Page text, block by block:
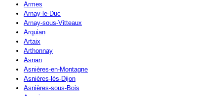
Armes
Arnay-le-Duc
Arnay-sous-Vitteaux
Arquian
Artaix
Arthonnay
Asnan
Asnières-en-Montagne
Asnières-lès-Dijon
Asnières-sous-Bois